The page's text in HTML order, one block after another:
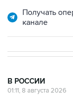
Получать
канале
В РОССИИ
01:11, 8 августа 2026